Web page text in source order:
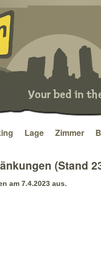
Lage Zimmer
(Stand
am 7.4.2023 aus.